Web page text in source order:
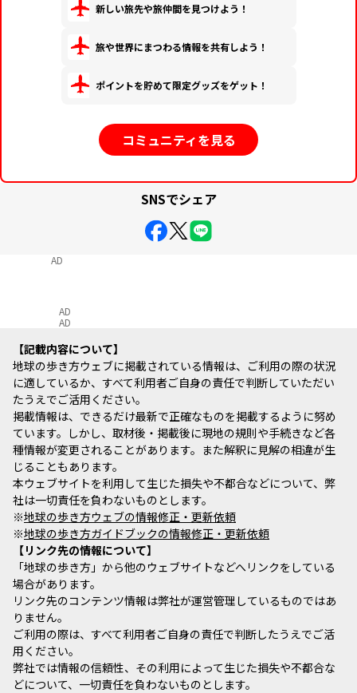
新しい旅先や旅仲間を見つけよう！
旅や世界にまつわる情報を共有しよう！
ポイントを貯めて限定グッズをゲット！
コミュニティを見る
SNSでシェア
AD
AD
AD
記載内容について
地球の歩き方ウェブに掲載されている情報は、ご利用の際の状況
に適しているか、すべて利用者ご自身の責任で判断していただい
たうえでご活用ください。
掲載情報は、できるだけ最新で正確なものを掲載するように努め
ています。しかし、取材後・掲載後に現地の規則や手続きなど各
種情報が変更されることがあります。また解釈に見解の相違が生
じることもあります。
本ウェブサイトを利用して生じた損失や不都合などについて、弊
社は一切責任を負わないものとします。
※地球の歩き方ウェブの情報修正・更新依頼
※地球の歩き方ガイドブックの情報修正・更新依頼
リンク先の情報について
「地球の歩き方」から他のウェブサイトなどへリンクをしている
場合があります。
リンク先のコンテンツ情報は弊社が運営管理しているものではあ
りません。
ご利用の際は、すべて利用者ご自身の責任で判断したうえでご活
用ください。
弊社では情報の信頼性、その利用によって生じた損失や不都合な
どについて、一切責任を負わないものとします。